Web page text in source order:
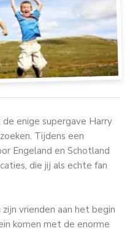
enige supergave Harry
Tijdens een
Engeland en Schotland
die jij als echte fan
vrienden aan het begin
komen met de enorme